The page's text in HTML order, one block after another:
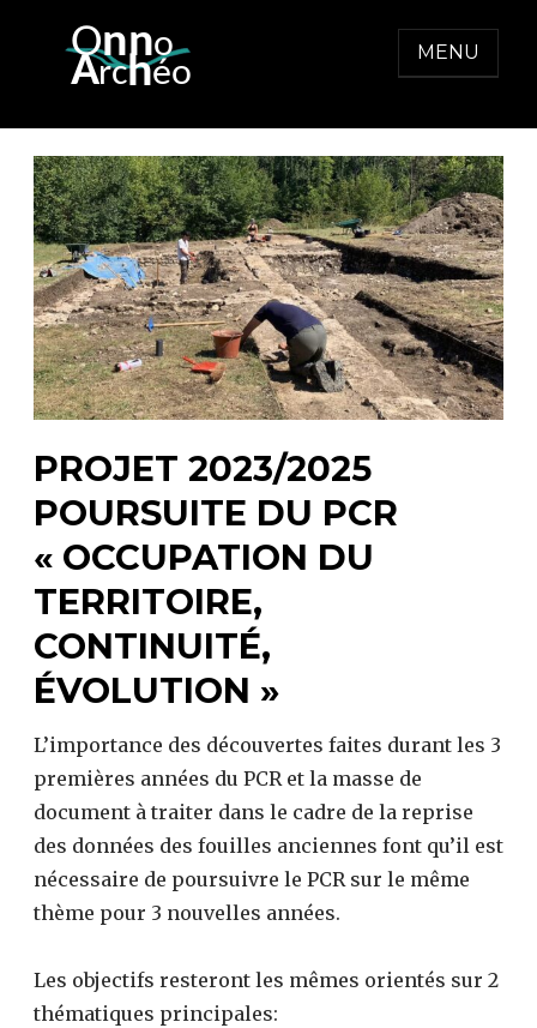
content
Onno
  A
rchéo
ONNO ARCHEO
MENU
PROJET 2023/2025
POURSUITE DU PCR
« OCCUPATION DU
TERRITOIRE,
CONTINUITÉ,
ÉVOLUTION »
L’importance des découvertes faites durant les 3
premières années du PCR et la masse de
document à traiter dans le cadre de la reprise
des données des fouilles anciennes font qu’il est
nécessaire de poursuivre le PCR sur le même
thème pour 3 nouvelles années.
Les objectifs resteront les mêmes orientés sur 2
thématiques principales: